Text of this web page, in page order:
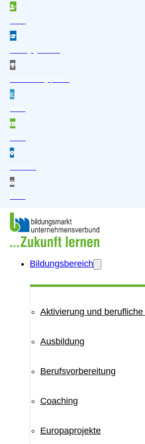
Zum Hauptinhalt springen
Bildungsbereich
Aktivierung und
Ausbildung
Berufsvorbereitung
Coaching
Europaprojekte